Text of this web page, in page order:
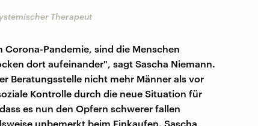
Therapeut
Pandemie, sind die Menschen
dort aufeinander", sagt Sascha Niemann.
Beratungsstelle nicht mehr Männer als vor
Kontrolle durch die neue Situation für
es nun den Opfern schwerer fallen
unbemerkt beim Einkaufen. Sascha